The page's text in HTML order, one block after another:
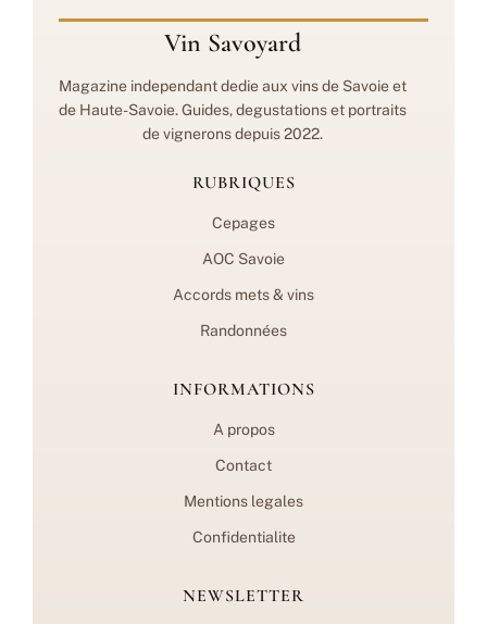
Vin Savoyard
Magazine independant dedie aux vins de Savoie et
de Haute-Savoie. Guides, degustations et portraits
de vignerons depuis 2022.
RUBRIQUES
Cepages
AOC Savoie
Accords mets & vins
Randonnées
INFORMATIONS
A propos
Contact
Mentions legales
Confidentialite
NEWSLETTER